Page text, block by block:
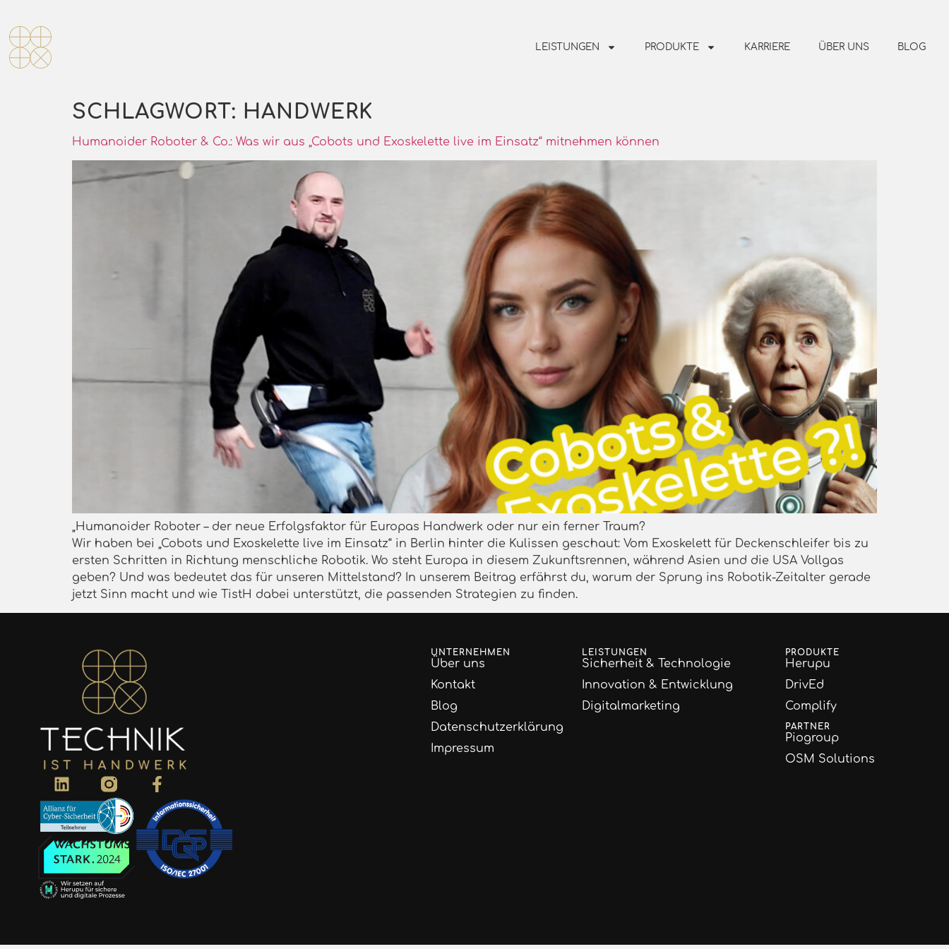
LEISTUNGEN PRODUKTE KARRIERE ÜBER UNS BLOG
SCHLAGWORT: HANDWERK
Humanoider Roboter & Co.: Was wir aus „Cobots und Exoskelette live im Einsatz“ mitnehmen können
„Humanoider Roboter – der neue Erfolgsfaktor für Europas Handwerk oder nur ein ferner Traum?
Wir haben bei „Cobots und Exoskelette live im Einsatz“ in Berlin hinter die Kulissen geschaut: Vom Exoskelett für Deckenschleifer bis zu
ersten Schritten in Richtung menschliche Robotik. Wo steht Europa in diesem Zukunftsrennen, während Asien und die USA Vollgas
geben? Und was bedeutet das für unseren Mittelstand? In unserem Beitrag erfährst du, warum der Sprung ins Robotik-Zeitalter gerade
jetzt Sinn macht und wie TistH dabei unterstützt, die passenden Strategien zu finden.
UNTERNEHMEN
Über uns
Kontakt
Blog
Datenschutzerklärung
Impressum
LEISTUNGEN
Sicherheit & Technologie
Innovation & Entwicklung
Digitalmarketing
PRODUKTE
Herupu
DrivEd
Complify
PARTNER
Piogroup
OSM Solutions